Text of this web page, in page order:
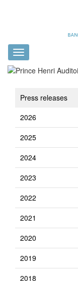
Toggle
navigation
Press releases
2026
2025
2024
2023
2022
2021
2020
2019
2018